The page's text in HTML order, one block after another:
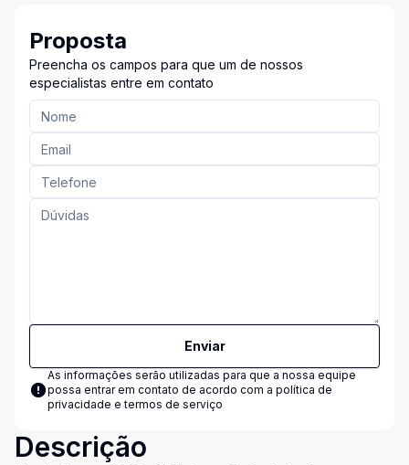
Proposta
Preencha os campos para que um de nossos
especialistas entre em contato
Enviar
As informações serão utilizadas para que a nossa equipe
possa entrar em contato de acordo com a política de
privacidade e termos de serviço
Descrição